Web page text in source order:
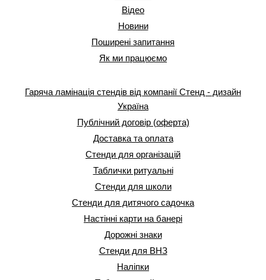
Відео
Новини
Поширені запитання
Як ми працюємо
Гаряча ламінація стендів від компанії Стенд - дизайн
Україна
Публічний договір (оферта)
Доставка та оплата
Стенди для організацій
Таблички ритуальні
Стенди для школи
Стенди для дитячого садочка
Настінні карти на банері
Дорожні знаки
Стенди для ВНЗ
Наліпки